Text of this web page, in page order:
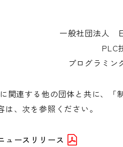
一般社団法人
PLC
プログラミン
関連する他の団体と共に、「
、次を参照ください。
ュースリリース